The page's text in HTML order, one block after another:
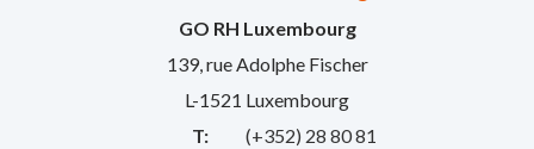
GO RH Luxembourg
139, rue Adolphe Fischer
L-1521 Luxembourg
T:
(+352) 28 80 81